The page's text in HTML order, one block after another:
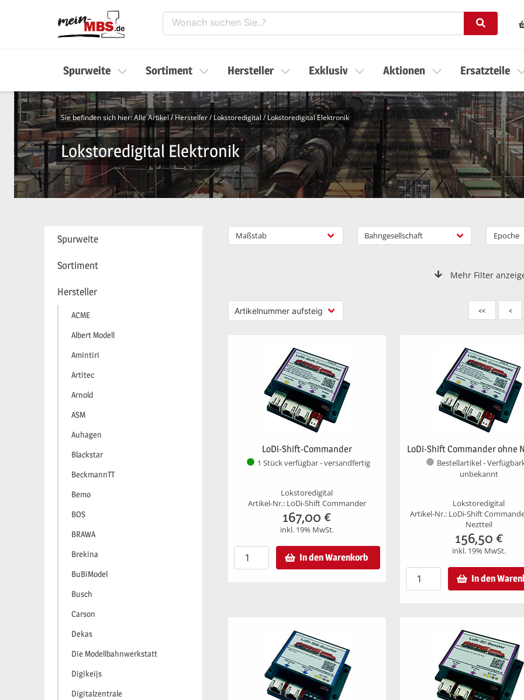
Spurweite Sortiment Hersteller Exklusiv Aktionen Ersatzteile
Sie befinden sich hier:Alle Artikel/Hersteller/Lokstoredigital /Lokstoredigital Elektronik
Lokstoredigital Elektronik
Spurweite
Sortiment
Hersteller
ACME
Albert Modell
Amintiri
Artitec
Arnold
ASM
Auhagen
Blackstar
BeckmannTT
Bemo
BOS
BRAWA
Brekina
BuBiModel
Busch
Carson
Dekas
Die Modellbahnwerkstatt
Digikeijs
Digitalzentrale
Maßstab Bahngesellschaft Epoche
Mehr Filter
<< <
LoDi-Shift-Commander
1 Stück verfügbar - versandfertig
Lokstoredigital
Artikel-Nr.: LoDi-Shift Commander
167,00 €
inkl. 19% MwSt.
In den Warenkorb
LoDi-Shift Commander ohne
Bestellartikel -
unbekannt
Lokstoredigital
Artikel-Nr.: LoDi-Shift
Neztteil
156,50 €
inkl. 19% MwSt.
In den